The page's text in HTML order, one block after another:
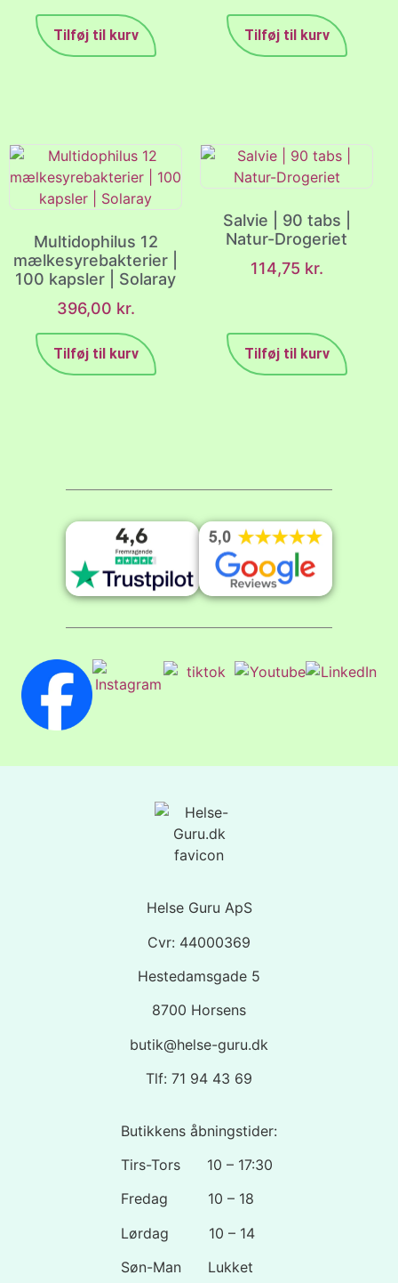
Tilføj til kurv Tilføj til kurv
Multidophilus 12
mælkesyrebakterier |
100 kapsler | Solaray
396,00 kr.
Tilføj til kurv
Salvie | 90 tabs |
Natur-Drogeriet
114,75 kr.
Tilføj til kurv
Helse Guru ApS
Cvr: 44000369
Hestedamsgade 5
8700 Horsens
butik@helse-guru.dk
Tlf: 71 94 43 69
Butikkens åbningstider:
Tirs-Tors 10 – 17:30
Fredag 10 – 18
Lørdag 10 – 14
Søn-Man Lukket